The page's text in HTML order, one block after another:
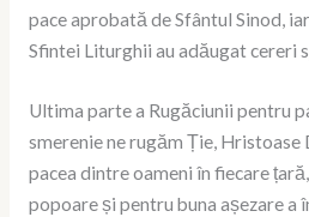
pace aprobată de Sfântul Sinod,
Sfintei Liturghii au adăugat cereri
Ultima parte a Rugăciunii pentru
smerenie ne rugăm Ție, Hristoase
pacea dintre oameni în fiecare
popoare și pentru buna așezare a